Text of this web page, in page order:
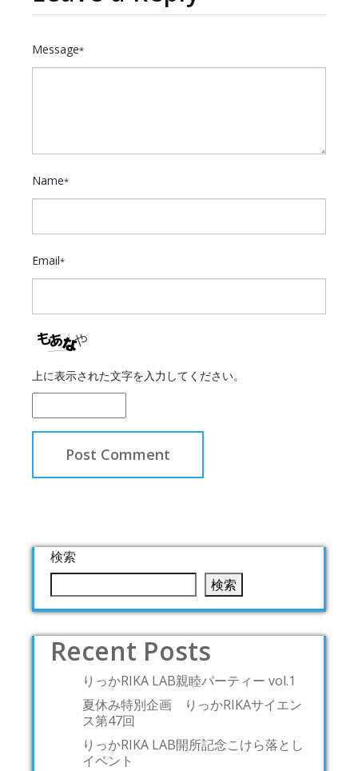
Message*
Name*
Email*
上に表示された文字を入力してください。
検索
検索
Recent Posts
りっかRIKA LAB親睦パーティー vol.1
夏休み特別企画 りっかRIKAサイエン
ス第47回
りっかRIKA LAB開所記念こけら落とし
イベント